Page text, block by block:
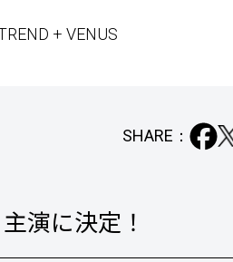
+ VENUS
SHARE：
演に決定！